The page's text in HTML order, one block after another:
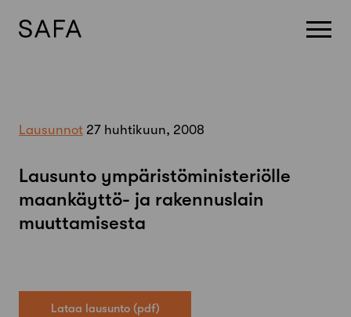
Lausunnot 27 huhtikuun, 2008
Lausunto ympäristöministeriölle
maankäyttö- ja rakennuslain
muuttamisesta
Lataa lausunto